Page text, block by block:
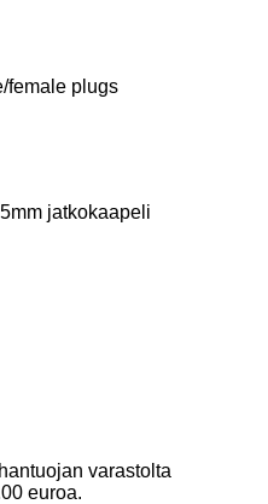
female plugs
jatkokaapeli
varastolta
euroa.